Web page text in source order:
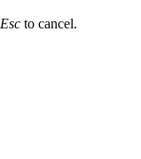
Esc to cancel.